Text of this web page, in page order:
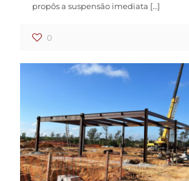
propôs a suspensão imediata […]
0